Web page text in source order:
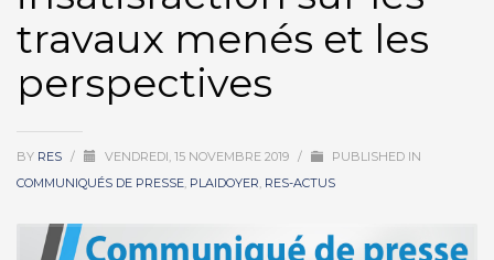
travaux menés et les
perspectives
BY RES / VENDREDI, 15 NOVEMBRE 2019 /
PUBLISHED IN
COMMUNIQUÉS DE PRESSE, PLAIDOYER, RES-ACTUS